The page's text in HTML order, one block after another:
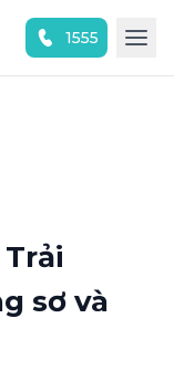
1555
sơ và